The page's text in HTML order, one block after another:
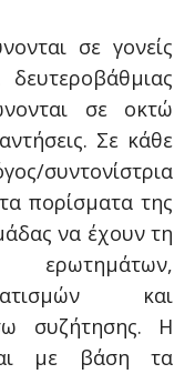
σε γονείς
σε οκτώ
Σε κάθε
πορίσματα της
να έχουν τη
ερωτημάτων,
και
συζήτησης. Η
με βάση τα